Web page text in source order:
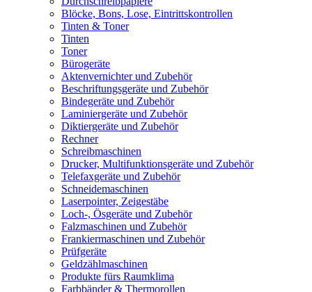
Blöcke, Bons, Lose, Eintrittskontrollen
Tinten & Toner
Tinten
Toner
Bürogeräte
Aktenvernichter und Zubehör
Beschriftungsgeräte und Zubehör
Bindegeräte und Zubehör
Laminiergeräte und Zubehör
Diktiergeräte und Zubehör
Rechner
Schreibmaschinen
Drucker, Multifunktionsgeräte und Zubehör
Telefaxgeräte und Zubehör
Schneidemaschinen
Laserpointer, Zeigestäbe
Loch-, Ösgeräte und Zubehör
Falzmaschinen und Zubehör
Frankiermaschinen und Zubehör
Prüfgeräte
Geldzählmaschinen
Produkte fürs Raumklima
Farbbänder & Thermorollen